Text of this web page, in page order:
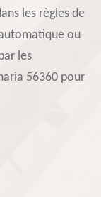
les règles de
automatique ou
les
56360 pour